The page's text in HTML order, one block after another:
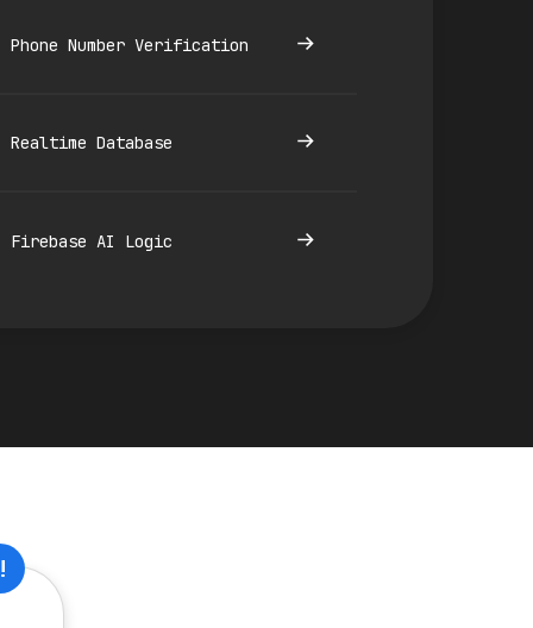
Phone Number Verification
Realtime Database
Firebase AI Logic